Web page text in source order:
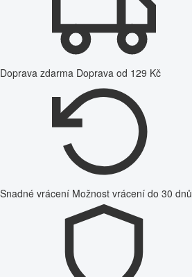
Doprava zdarma Doprava od 129 Kč
Snadné vrácení Možnost vrácení do 30 dnů